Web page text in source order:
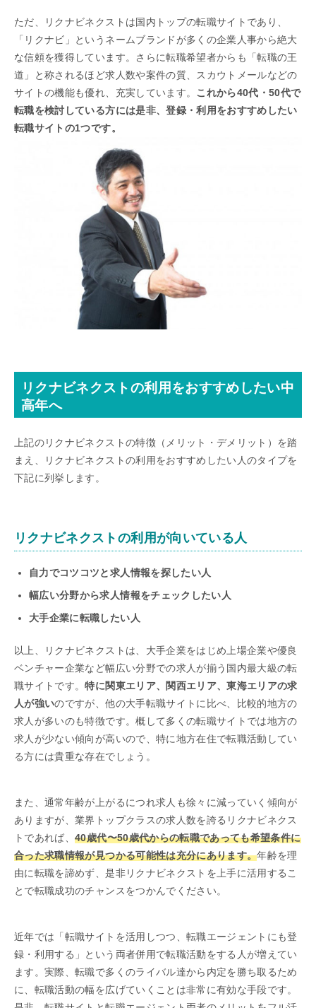
ただ、リクナビネクストは国内トップの転職サイトであり、
「リクナビ」というネームブランドが多くの企業人事から絶大
な信頼を獲得しています。さらに転職希望者からも「転職の王
道」と称されるほど求人数や案件の質、スカウトメールなどの
サイトの機能も優れ、充実しています。 これから40代・50代で
転職を検討している方には是非、登録・利用をおすすめしたい
転職サイトの1つです。
リクナビネクストの利用をおすすめしたい中
高年へ
上記のリクナビネクストの特徴（メリット・デメリット）を踏
まえ、リクナビネクストの利用をおすすめしたい人のタイプを
下記に列挙します。
リクナビネクストの利用が向いている人
自力でコツコツと求人情報を探したい人
幅広い分野から求人情報をチェックしたい人
大手企業に転職したい人
以上、リクナビネクストは、大手企業をはじめ上場企業や優良
ベンチャー企業など幅広い分野での求人が揃う国内最大級の転
職サイトです。特に関東エリア、関西エリア、東海エリアの求
人が強いのですが、他の大手転職サイトに比べ、比較的地方の
求人が多いのも特徴です。概して多くの転職サイトでは地方の
求人が少ない傾向が高いので、特に地方在住で転職活動してい
る方には貴重な存在でしょう。
また、通常年齢が上がるにつれ求人も徐々に減っていく傾向が
ありますが、業界トップクラスの求人数を誇るリクナビネクス
トであれば、40歳代〜50歳代からの転職であっても希望条件に
合った求職情報が見つかる可能性は充分にあります。年齢を理
由に転職を諦めず、是非リクナビネクストを上手に活用するこ
とで転職成功のチャンスをつかんでください。
近年では「転職サイトを活用しつつ、転職エージェントにも登
録・利用する」という両者併用で転職活動をする人が増えてい
ます。実際、転職で多くのライバル達から内定を勝ち取るため
に、転職活動の幅を広げていくことは非常に有効な手段です。